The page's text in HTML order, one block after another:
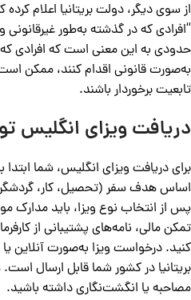
از سوی دیگر، دولت بریتانیا اعلام
“افرادی که در گذشته به‌طور
حدودی به این معنی است که افرادی
به‌صورت قانونی اقدام کنند، ممکن
تابعیت برخوردار باشند.
دریافت ویزای انگلیس
برای دریافت ویزای انگلیس، شما ابتدا
اساس هدف سفر (تحصیل، کار،
پس از انتخاب نوع ویزا، باید مدارک
تمکن مالی، نامه‌های پشتیبانی از
کنید. درخواست ویزا به‌صورت آنلاین
بریتانیا در کشور شما قابل ارسال
مصاحبه یا انگشت‌نگاری داشته باشید.